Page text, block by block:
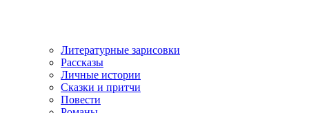
Литературные зарисовки
Рассказы
Личные истории
Сказки и притчи
Повести